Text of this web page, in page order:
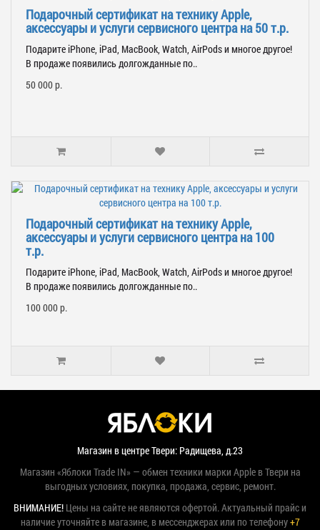
Подарочный сертификат на технику Apple,
аксессуары и услуги сервисного центра на 50 т.р.
Подарите iPhone, iPad, MacBook, Watch, AirPods и многое другое!
В продаже появились долгожданные по..
50 000 р.
Подарочный сертификат на технику Apple,
аксессуары и услуги сервисного центра на 100
т.р.
Подарите iPhone, iPad, MacBook, Watch, AirPods и многое другое!
В продаже появились долгожданные по..
100 000 р.
Магазин в центре Твери: Радищева, д.23
Магазин «Яблоки Trade IN» — обмен техники марки Apple в Твери на
выгодных условиях, покупка, продажа, сервис, ремонт.
ВНИМАНИЕ! Цены на сайте не являются офертой. Актуальный прайс и
наличие уточняйте в магазине, в мессенджерах или по телефону+7